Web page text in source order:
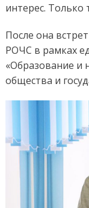
интерес. Только
После она
РОЧС в рамках
«Образование и
общества и